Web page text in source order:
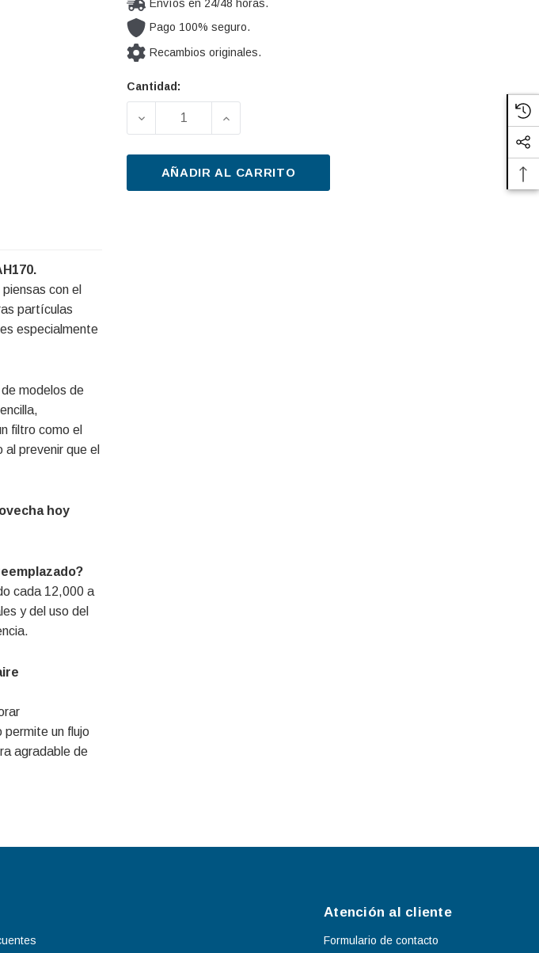
Envíos en 24/48 horas.
Pago 100% seguro.
Recambios originales.
Cantidad
Cantidad:
DISMINUIR LA CANTIDAD DE FILTRO, AIRE HABITÁCULO
AUMENTAR LA CANTIDAD DE FILTRO, AIRE
AÑADIR AL CARRITO
con el
partículas
especialmente
modelos de
filtro como el
prevenir que el
hoy
cada 12,000 a
y del uso del
permite un flujo
agradable de
Atención al cliente
Formulario de contacto